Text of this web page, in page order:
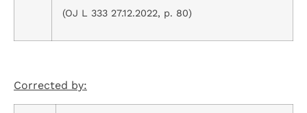
(OJ L 333 27.12.2022, p. 80)
Corrected by: